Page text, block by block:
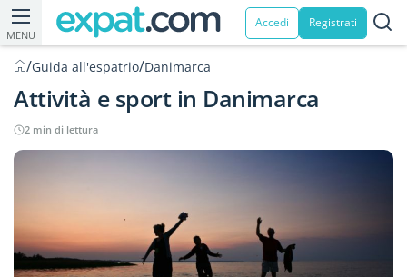
MENU
Accedi Registrati
/Guida all'espatrio/Danimarca
Attività e sport in Danimarca
2 min di lettura